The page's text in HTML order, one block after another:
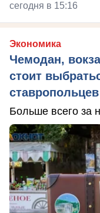
сегодня в 15:16
Экономика
Чемодан,
стоит
ставропольцев
Больше всего за